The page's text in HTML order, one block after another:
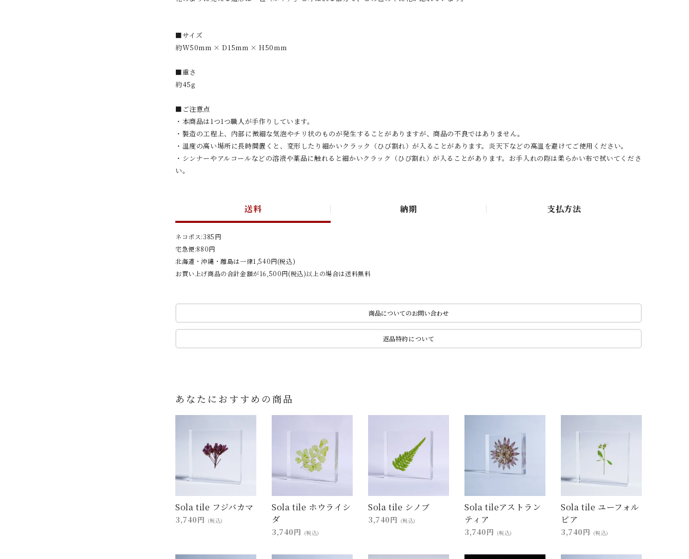
■サイズ
約W50mm × D15mm × H50mm
■重さ
約45g
■ご注意点
・本商品は1つ1つ職人が手作りしています。
・製造の工程上、内部に微細な気泡やチリ状のものが発生することがありますが、商品の不良ではありません。
・温度の高い場所に長時間置くと、変形したり細かいクラック（ひび割れ）が入ることがあります。炎天下などの高温を避けてご使用ください。
・シンナーやアルコールなどの溶液や薬品に触れると細かいクラック（ひび割れ）が入ることがあります。お手入れの際は柔らかい布で拭いてくださ
い。
送料 納期 支払方法
ネコポス:385円
宅急便:880円
北海道・沖縄・離島は一律1,540円(税込)
お買い上げ商品の合計金額が16,500円(税込)以上の場合は送料無料
商品についてのお問い合わせ
返品特約について
あなたにおすすめの商品
Sola tile フジバカマ
3,740円 (税込)
Sola tile ホウライシ
ダ
3,740円 (税込)
Sola tile シノブ
3,740円 (税込)
Sola tileアストラン
ティア
3,740円 (税込)
Sola tile ユーフォル
ビア
3,740円 (税込)